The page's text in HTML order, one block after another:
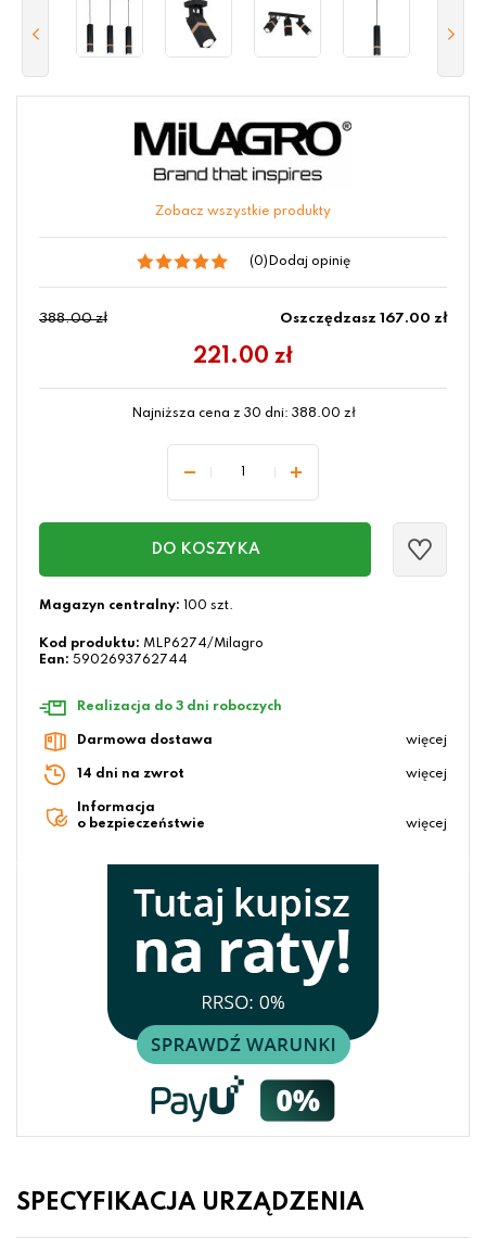
Zobacz wszystkie produkty
(0) Dodaj opinię
388.00 zł Oszczędzasz 167.00 zł
221.00 zł
Najniższa cena z 30 dni: 388.00 zł
DO KOSZYKA
Magazyn centralny: 100 szt.
Kod produktu: MLP6274/Milagro
Ean: 5902693762744
Realizacja do 3 dni roboczych
Darmowa dostawa więcej
14 dni na zwrot więcej
Informacja
o bezpieczeństwie
więcej
SPECYFIKACJA URZĄDZENIA